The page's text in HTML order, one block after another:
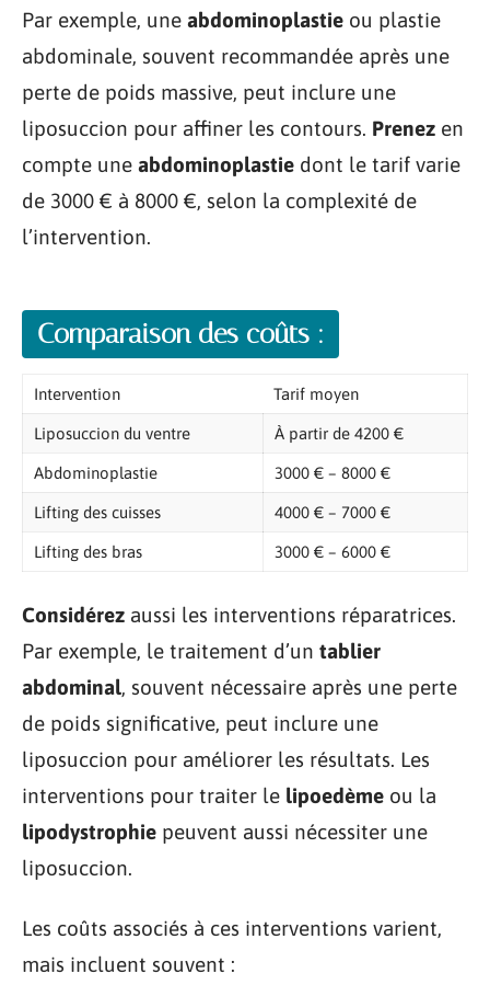
Par exemple, une abdominoplastie ou plastie
abdominale, souvent recommandée après une
perte de poids massive, peut inclure une
liposuccion pour affiner les contours. Prenez en
compte une abdominoplastie dont le tarif varie
de 3000 € à 8000 €, selon la complexité de
l’intervention.
Comparaison des coûts :
Intervention Tarif moyen
Liposuccion du ventre À partir de 4200 €
Abdominoplastie 3000 € – 8000 €
Lifting des cuisses 4000 € – 7000 €
Lifting des bras 3000 € – 6000 €
Considérez aussi les interventions réparatrices.
Par exemple, le traitement d’un tablier
abdominal, souvent nécessaire après une perte
de poids significative, peut inclure une
liposuccion pour améliorer les résultats. Les
interventions pour traiter le lipoedème ou la
lipodystrophie peuvent aussi nécessiter une
liposuccion.
Les coûts associés à ces interventions varient,
mais incluent souvent :